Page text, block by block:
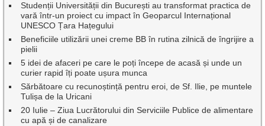
Studenții Universității din București au transformat practica de
vară într-un proiect cu impact în Geoparcul Internațional
UNESCO Țara Hațegului
Beneficiile utilizării unei creme BB în rutina zilnică de îngrijire a
pielii
5 idei de afaceri pe care le poți începe de acasă și unde un
curier rapid îți poate ușura munca
Sărbătoare cu recunoștință pentru eroi, de Sf. Ilie, pe muntele
Tulișa de la Uricani
20 Iulie – Ziua Lucrătorului din Serviciile Publice de alimentare
cu apă și de canalizare